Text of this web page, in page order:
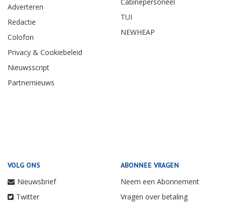
Adverteren
Redactie
Colofon
Privacy & Cookiebeleid
Nieuwsscript
Partnernieuws
TUI
NEWHEAP
VOLG ONS
Nieuwsbrief
Twitter
ABONNEE VRAGEN
Neem een Abonnement
Vragen over betaling